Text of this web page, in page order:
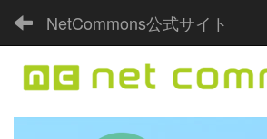
NetCommons公式サイト